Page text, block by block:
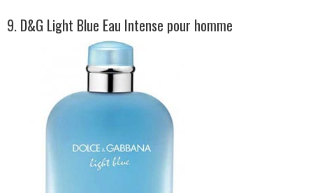
9. D&G Light Blue Eau Intense pour homme